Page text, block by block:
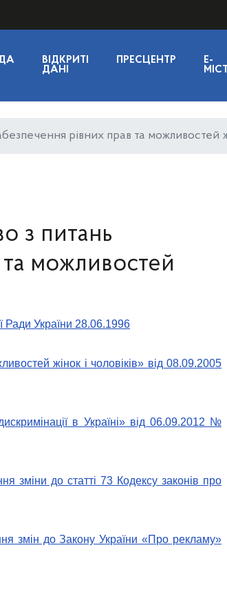
ВІДКРИТІ
ДАНІ
ПРЕСЦЕНТР
E-
рівних прав та можливостей
з питань
можливостей
Ради України 28.06.1996
жінок і чоловіків» від 08.09.2005
в Україні» від 06.09.2012 №
зміни до статті 73 Кодексу законів про
змін до Закону України «Про рекламу»